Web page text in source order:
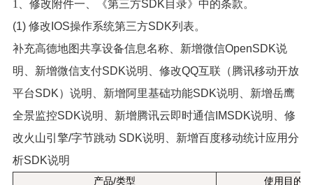
1、修改附件一、
《第三方SDK目录》中的条款。
(1) 修改IOS操作系统第三方SDK列表。
补充高德地图共享设备信息名称、新增微信OpenSDK说
明、新增微信支付SDK说明、修改QQ互联（腾讯移动开放
平台SDK）说明、新增阿里基础功能SDK说明、新增岳鹰
全景监控SDK说明、新增腾讯云即时通信IMSDK说明、修
改火山引擎/字节跳动 SDK说明、新增百度移动统计应用分
析SDK说明
产品/类型 使用目的